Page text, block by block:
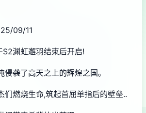
09/11
渊虹邂羽结束后开启!
侵袭了高天之上的辉煌之国。
们燃烧生命,筑起首屈单指后的壁垒..